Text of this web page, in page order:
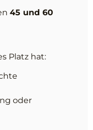
45 und 60
Platz hat:
oder